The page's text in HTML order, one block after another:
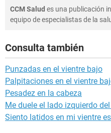
CCM Salud es una publicación
equipo de especialistas de la
Consulta también
Punzadas en el vientre bajo
Palpitaciones en el vientre
Pesadez en la cabeza
Me duele el lado izquierdo
Siento latidos en mi vientre